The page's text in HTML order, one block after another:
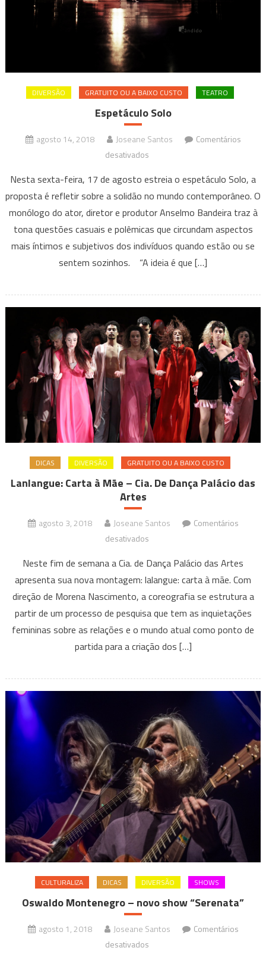
DIVERSÃO GRATUITO OU A BAIXO CUSTO TEATRO
Espetáculo Solo
agosto 14, 2018 Joseane Santos
Comentários
desativados
Solo
Nesta sexta-feira, 17 de agosto estreia o espetáculo Solo, a
proposta é refletir sobre a solidão no mundo contemporâneo. O
monólogo do ator, diretor e produtor Anselmo Bandeira traz à
tona questões casuais e polêmicas que circundam aspectos
mais íntimos e subjetivos dos indivíduos quando estão ou se
sentem sozinhos. “A ideia é que […]
DICAS DIVERSÃO GRATUITO OU A BAIXO CUSTO
Lanlangue: Carta à Mãe – Cia. De Dança Palácio das
Artes
agosto 3, 2018 Joseane Santos
Comentários
desativados
Carta
à
Mãe
–
Cia.
De
Neste fim de semana a Cia. de Dança Palácio das Artes
apresenta sua nova montagem: lalangue: carta à mãe. Com
direção de Morena Nascimento, a coreografia se estrutura a
partir de um processo de pesquisa que tem as inquietações
femininas sobre as relações e o mundo atual como ponto de
partida para a criação dos […]
CULTURALIZA DICAS DIVERSÃO SHOWS
Oswaldo Montenegro – novo show “Serenata”
agosto 1, 2018 Joseane Santos
Comentários
desativados